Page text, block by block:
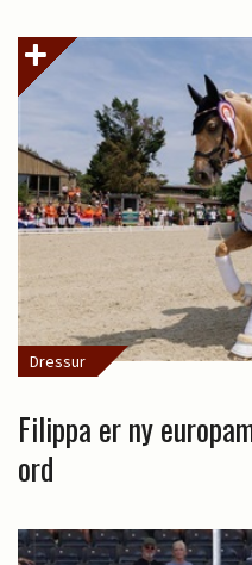
Dressur
Filippa er ny
ord